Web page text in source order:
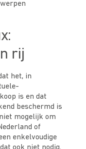
rij
het, in
is en dat
beschermd is
mogelijk om
of
enkelvoudige